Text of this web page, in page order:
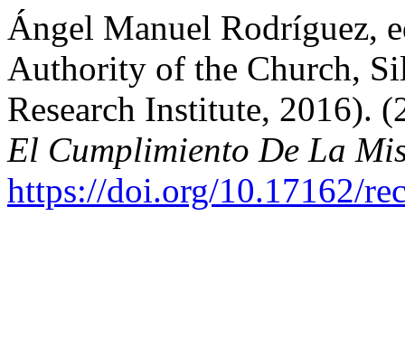
Ángel Manuel Rodríguez,
Authority of the Church,
Research Institute, 2016).
El Cumplimiento De La
https://doi.org/10.17162/